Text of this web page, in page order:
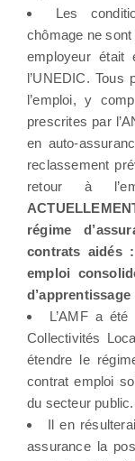
Les
chômage ne
employeur était
l’UNEDIC. Tous
l’emploi, y
prescrites par
en auto-
reclassement
retour à
régime
contrats aidés
emploi
d’apprentissage
L’AMF a
Collectivités
étendre le
contrat emploi
du secteur public.
Il en
assurance la